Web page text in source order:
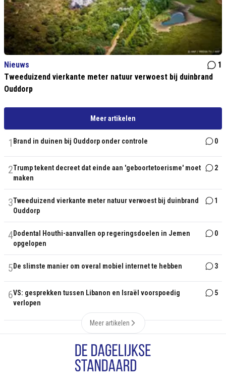
Nieuws
1
Tweeduizend vierkante meter natuur verwoest bij duinbrand
Ouddorp
Meer artikelen
1 Brand in duinen bij Ouddorp onder controle 0
2Trump tekent decreet dat einde aan 'geboortetoerisme' moet
maken
2
3Tweeduizend vierkante meter natuur verwoest bij duinbrand
Ouddorp
1
4Dodental Houthi-aanvallen op regeringsdoelen in Jemen
opgelopen
0
5 De slimste manier om overal mobiel internet te hebben 3
6VS: gesprekken tussen Libanon en Israël voorspoedig
verlopen
5
Meer artikelen